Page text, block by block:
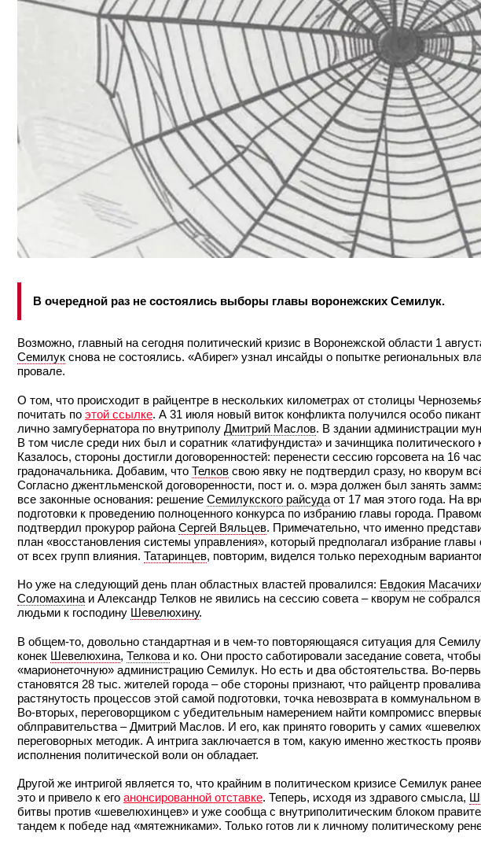
В очередной раз не состоялись выборы главы воронежских Семилук.
Возможно, главный на сегодня политический кризис в Воронежской области 1
Семилук снова не состоялись. «Абирег» узнал инсайды о попытке региональных
провале.
О том, что происходит в райцентре в нескольких километрах от столицы
почитать по этой ссылке. А 31 июля новый виток конфликта получился особо
лично замгубернатора по внутриполу Дмитрий Маслов. В здании администрации
В том числе среди них был и соратник «латифундиста» и зачинщика политического
Казалось, стороны достигли договоренностей: перенести сессию горсовета на 16
градоначальника. Добавим, что Телков свою явку не подтвердил сразу, но кворум
Согласно джентльменской договоренности, пост и. о. мэра должен был занять
все законные основания: решение Семилукского райсуда от 17 мая этого года. На
подготовки к проведению полноценного конкурса по избранию главы города.
подтвердил прокурор района Сергей Вяльцев. Примечательно, что именно
план «восстановления системы управления», который предполагал избрание
от всех групп влияния. Татаринцев, повторим, виделся только переходным
Но уже на следующий день план областных властей провалился: Евдокия
Соломахина и Александр Телков не явились на сессию совета – кворум не
людьми к господину Шевелюхину.
В общем-то, довольно стандартная и в чем-то повторяющаяся ситуация для
конек Шевелюхина, Телкова и ко. Они просто саботировали заседание совета,
«марионеточную» администрацию Семилук. Но есть и два обстоятельства. Во-
становятся 28 тыс. жителей города – обе стороны признают, что райцентр
растянутость процессов этой самой подготовки, точка невозврата в
Во-вторых, переговорщиком с убедительным намерением найти компромисс
облправительства – Дмитрий Маслов. И его, как принято говорить у самих
переговорных методик. А интрига заключается в том, какую именно жесткость
исполнения политической воли он обладает.
Другой же интригой является то, что крайним в политическом кризисе Семилук
это и привело к его анонсированной отставке. Теперь, исходя из здравого смысла,
битвы против «шевелюхинцев» и уже сообща с внутриполитическим блоком
тандем к победе над «мятежниками». Только готов ли к личному политическому